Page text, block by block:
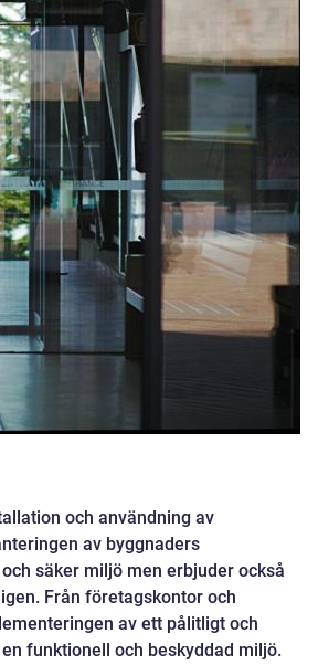
och användning av
av byggnaders
säker miljö men erbjuder också
Från företagskontor och
av ett pålitligt och
funktionell och beskyddad miljö.